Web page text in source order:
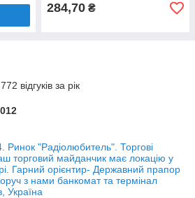
284,70 ₴
відгуків за рік
Ринок "Радіолюбитель". Торгові
торговий майданчик має локацію у
Гарний орієнтир- Державний прапор
з нами банкомат та термінал
Україна